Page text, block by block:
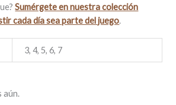
Sumérgete en nuestra colección
cada día sea parte del juego.
3, 4, 5, 6, 7
aún.